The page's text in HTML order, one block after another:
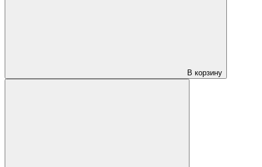
В корзину